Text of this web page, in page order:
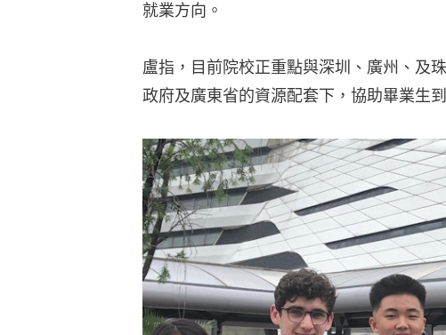
就業方向。
盧指，目前院校正重點與深圳、廣州、及
政府及廣東省的資源配套下，協助畢業生